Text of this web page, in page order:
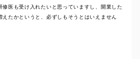
医も受け入れたいと思っていますし、開業した
えたかというと、必ずしもそうとはいえません